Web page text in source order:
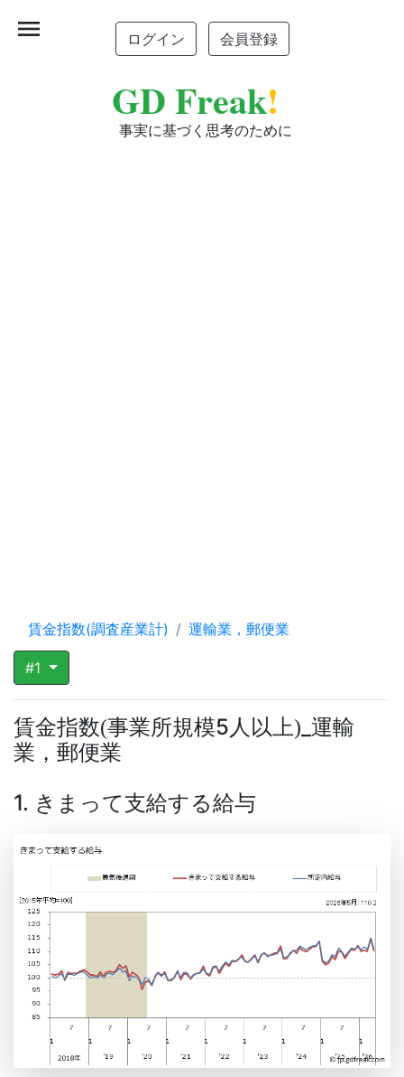
ログイン 会員登録
GD Freak!
事実に基づく思考のために
menu
賃金指数(調査産業計) 運輸業，郵便業
#1
賃金指数(事業所規模5人以上) _運輸
業，郵便業
1. きまって支給する給与